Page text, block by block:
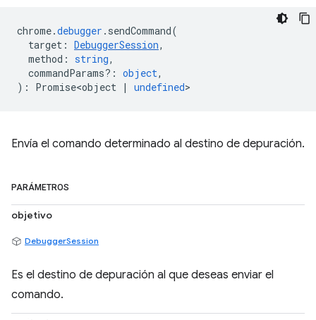
chrome.debugger . sendCommand(
target : DebuggerSession,
method : string,
commandParams? : object,
) : Promise<object | undefined>
Envía el comando determinado al destino de depuración.
PARÁMETROS
objetivo
DebuggerSession
Es el destino de depuración al que deseas enviar el
comando.